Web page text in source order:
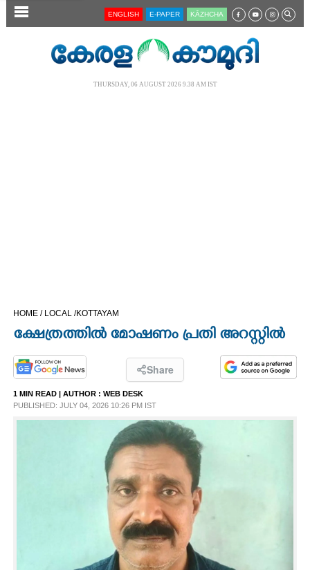
SECTIONS
OPINION
PHOTOS
ENGLISH E-PAPER KĀZHCHA
THURSDAY, 06 AUGUST 2026 9.38 AM IST
HOME / LOCAL /KOTTAYAM
ക്ഷേത്രത്തിൽ മോഷണം പ്രതി അറസ്റ്റിൽ
Share
1 MIN READ | AUTHOR : WEB DESK
PUBLISHED: JULY 04, 2026 10:26 PM IST